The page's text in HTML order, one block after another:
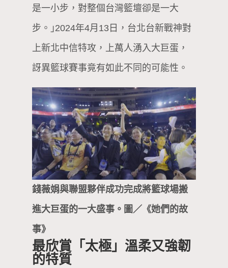
是一小步，對整個台灣籃壇卻是一大
步。｣2024年4月13日，台北台新戰神對
上新北中信特攻，上萬人湧入大巨蛋，
訝異籃球賽事竟有如此不同的可能性。
錢薇娟與聯盟夥伴成功完成將籃球場搬
進大巨蛋的一大盛事。圖／《她們的故
事》
最欣賞「太極」溫柔又強韌
的特質